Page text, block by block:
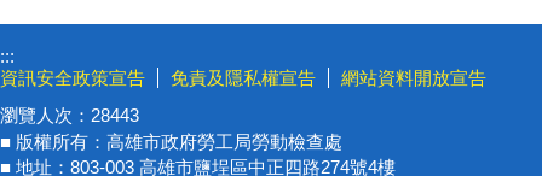
:::
資訊安全政策宣告
免責及隱私權宣告
網站資料開放宣告
瀏覽人次： 28443
■ 版權所有：高雄市政府勞工局勞動檢查處
■ 地址：803-003 高雄市鹽埕區中正四路274號4樓